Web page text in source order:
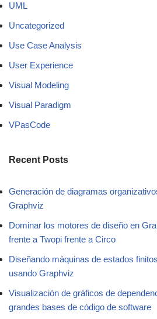
UML
Uncategorized
Use Case Analysis
User Experience
Visual Modeling
Visual Paradigm
VPasCode
Recent Posts
Generación de diagramas
Graphviz
Dominar los motores de diseño en
frente a Twopi frente a Circo
Diseñando máquinas de estados
usando Graphviz
Visualización de gráficos de
grandes bases de código de software